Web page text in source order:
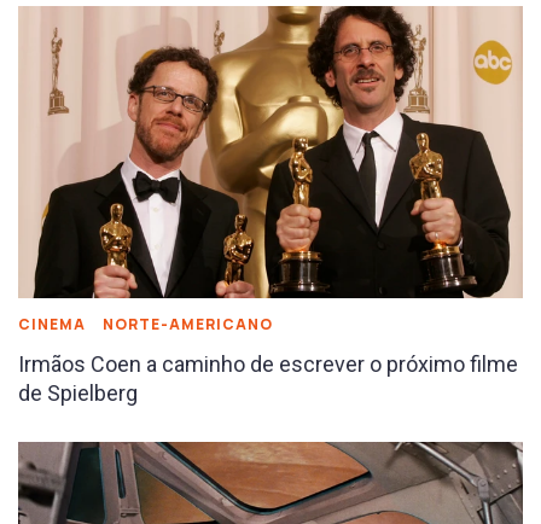
CINEMA NORTE-AMERICANO
Irmãos Coen a caminho de escrever o próximo filme
de Spielberg